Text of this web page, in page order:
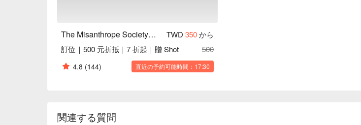
【三明治】吐司酥脆，夾層豐富多汁
【墨西哥餅】玉米餅香軟，餡料鮮美
【關東麵】湯頭濃郁，麵條滑順彈牙
🥤 特色飲品
The Misanthrope Society｜Cafe Bistro Bookstore TWD 350から
訂位｜500 元折抵｜7 折起｜贈 Shot
500
4.8 (144) 直近の予約可能時間：17:30
関連する質問